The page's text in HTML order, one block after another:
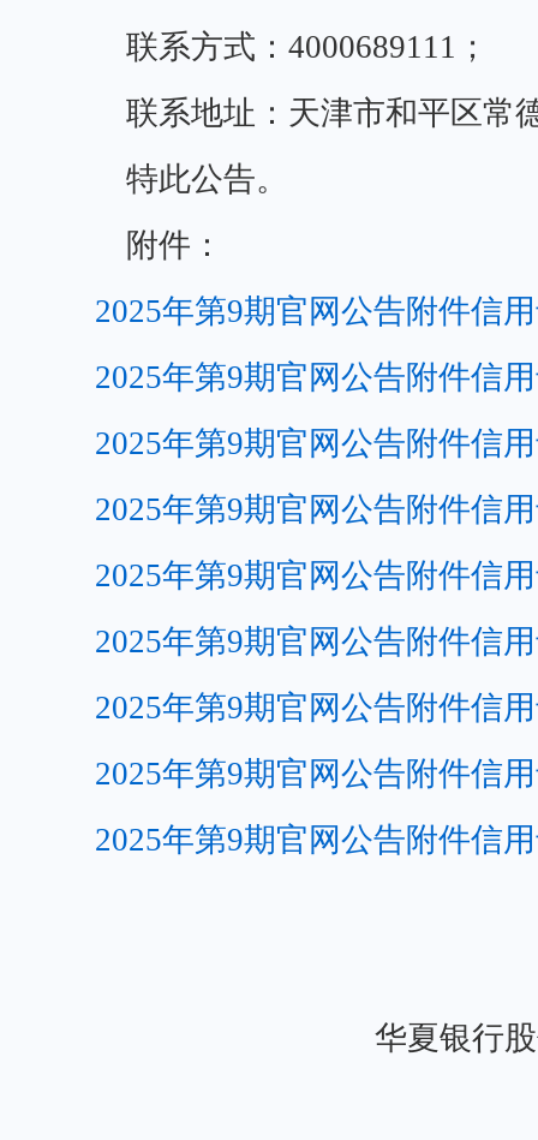
联系方式：4000689111；
联系地址：天津市和平区常
特此公告。
附件：
2025年第9期官网公告附件信
2025年第9期官网公告附件信
2025年第9期官网公告附件信
2025年第9期官网公告附件信
2025年第9期官网公告附件信
2025年第9期官网公告附件信
2025年第9期官网公告附件信
2025年第9期官网公告附件信
2025年第9期官网公告附件信
华夏银行